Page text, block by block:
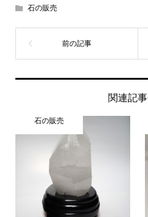
石の販売
関連記
石の販売